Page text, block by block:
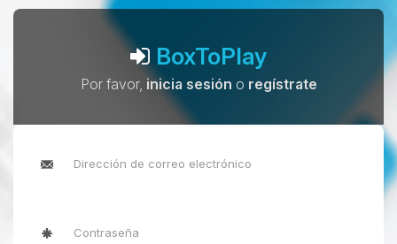
BoxToPlay
Por favor, inicia sesión o regístrate